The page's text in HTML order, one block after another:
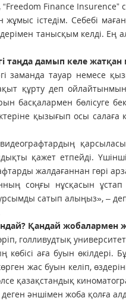
“Freedom Finance
жұмыс істедім. Себебі
танысқым келді.
таңда дамып келе
заманда тауар немесе
құрту деп
басқалармен бөлісуге
қызығып осы
қажет етпейді.
жалдағаннан гөрі
соңғы нұсқасын
сатып алыңыз», –
Қандай жобалармен
голливудтық
көбісі аға буын өкілдері.
жас буын келіп,
қазақстандық
деген әншімен жоба қолға